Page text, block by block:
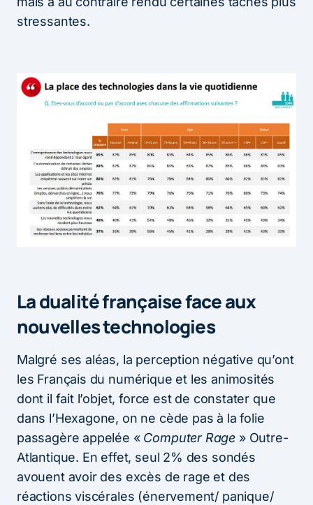
stressantes.
La dualité française face aux
nouvelles technologies
Malgré ses aléas, la perception négative qu’ont
les Français du numérique et les animosités
dont il fait l’objet, force est de constater que
dans l’Hexagone, on ne cède pas à la folie
passagère appelée « Computer Rage » Outre-
Atlantique. En effet, seul 2% des sondés
avouent avoir des excès de rage et des
réactions viscérales (énervement/ panique/